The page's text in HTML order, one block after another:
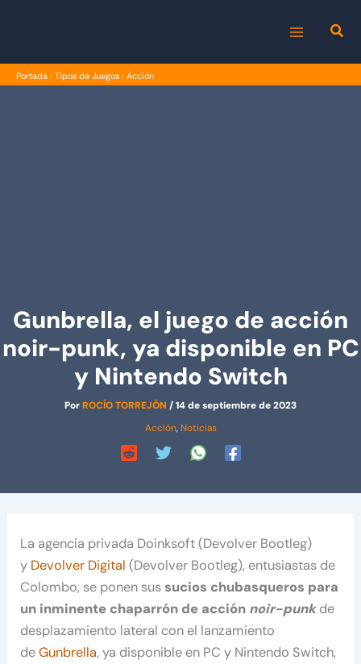
MENU
Portada › Tipos de Juegos › Acción
Gunbrella, el juego de acción
noir-punk, ya disponible en PC
y Nintendo Switch
PorROCÍO TORREJÓN /14 de septiembre de 2023
Acción, Noticias
La agencia privada Doinksoft (Devolver Bootleg)
y Devolver Digital (Devolver Bootleg), entusiastas de
Colombo, se ponen sussucios chubasqueros para
un inminente chaparrón de acción noir-punk de
desplazamiento lateral con el lanzamiento
deGunbrella, ya disponible en PC y Nintendo Switch,